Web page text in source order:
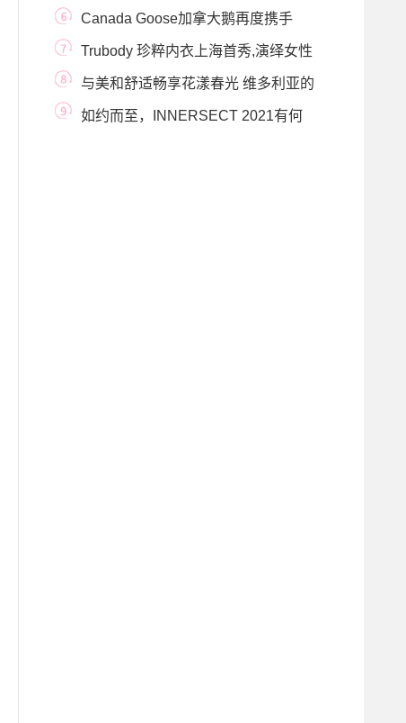
装2023春夏系列
Canada Goose加拿大鹅再度携手
JUUN.J推出联名系列 全
Trubody 珍粹内衣上海首秀,演绎女性
之美与美和舒适畅享花漾春光 维多利亚的
秘密女神节
如约而至，INNERSECT 2021有何